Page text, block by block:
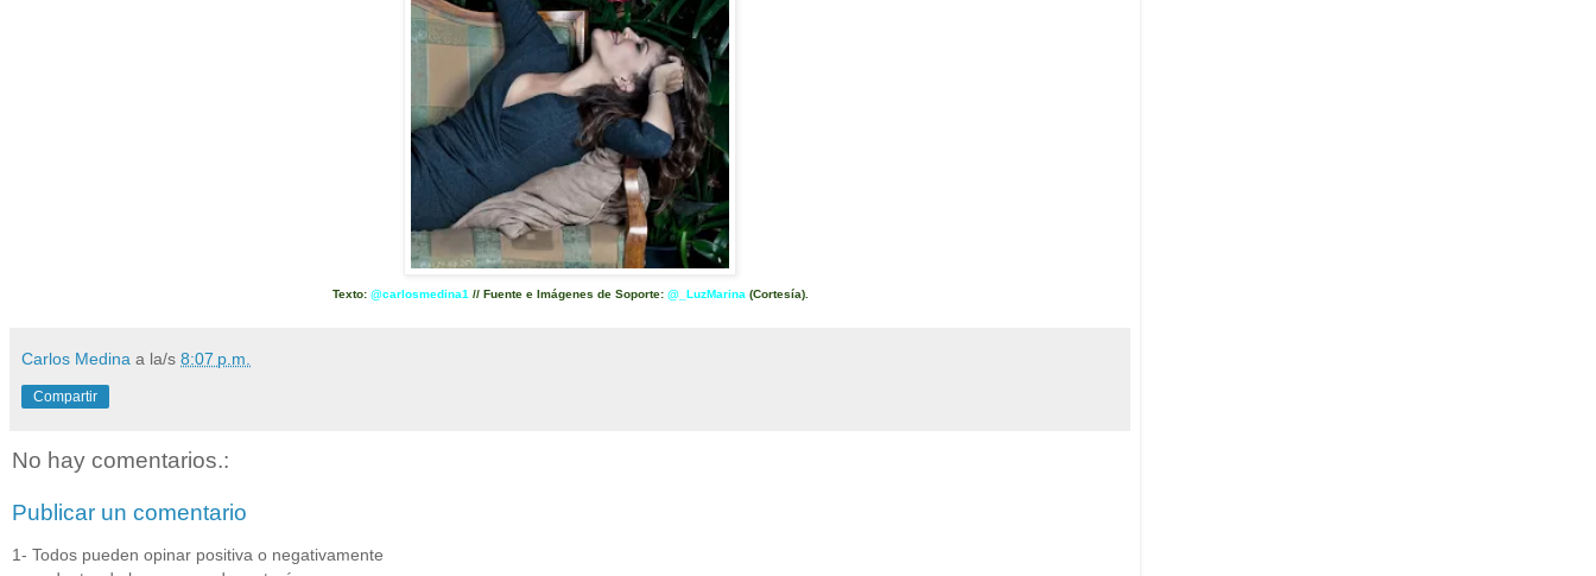
Texto: @carlosmedina1 // Fuente e Imágenes de Soporte: @_LuzMarina (Cortesía).
Carlos Medina a la/s 8:07 p.m.
Compartir
No hay comentarios.:
Publicar un comentario
1- Todos pueden opinar positiva o negativamente